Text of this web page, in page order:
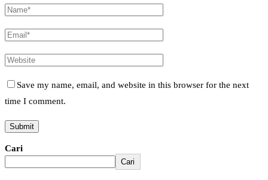
Save my name, email, and website in this browser for the next
time I comment.
Cari
Cari